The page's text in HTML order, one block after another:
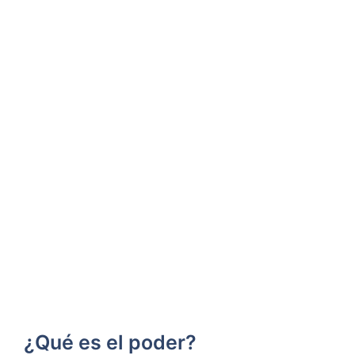
¿Qué es el poder?